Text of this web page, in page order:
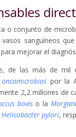
o conjunto de
sanguíneos
mejorar el
de las más de mil
oncomicrobiospor la
2,2 millones de
boviso la
Helicobacter pylori,